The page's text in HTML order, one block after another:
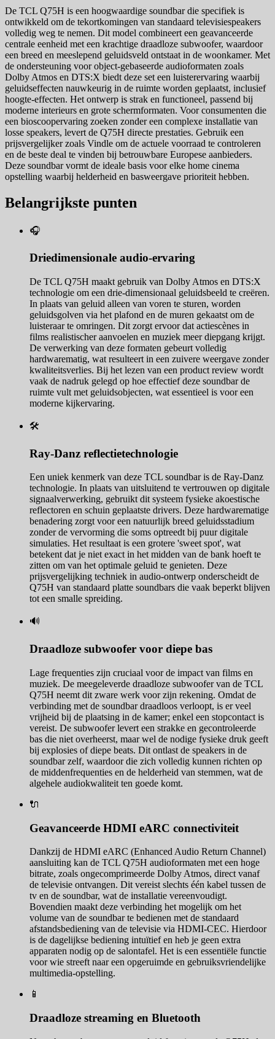
De TCL Q75H is een hoogwaardige soundbar die specifiek is
ontwikkeld om de tekortkomingen van standaard televisiespeakers
volledig weg te nemen. Dit model combineert een geavanceerde
centrale eenheid met een krachtige draadloze subwoofer, waardoor
een breed en meeslepend geluidsveld ontstaat in de woonkamer. Met
de ondersteuning voor object-gebaseerde audioformaten zoals
Dolby Atmos en DTS:X biedt deze set een luisterervaring waarbij
geluidseffecten nauwkeurig in de ruimte worden geplaatst, inclusief
hoogte-effecten. Het ontwerp is strak en functioneel, passend bij
moderne interieurs en grote schermformaten. Voor consumenten die
een bioscoopervaring zoeken zonder een complexe installatie van
losse speakers, levert de Q75H directe prestaties. Gebruik een
prijsvergelijker zoals Vindle om de actuele voorraad te controleren
en de beste deal te vinden bij betrouwbare Europese aanbieders.
Deze soundbar vormt de ideale basis voor elke home cinema
opstelling waarbij helderheid en basweergave prioriteit hebben.
Belangrijkste punten
🎧
Driedimensionale audio-ervaring
De TCL Q75H maakt gebruik van Dolby Atmos en DTS:X
technologie om een drie-dimensionaal geluidsbeeld te creëren.
In plaats van geluid alleen van voren te sturen, worden
geluidsgolven via het plafond en de muren gekaatst om de
luisteraar te omringen. Dit zorgt ervoor dat actiescènes in
films realistischer aanvoelen en muziek meer diepgang krijgt.
De verwerking van deze formaten gebeurt volledig
hardwarematig, wat resulteert in een zuivere weergave zonder
kwaliteitsverlies. Bij het lezen van een product review wordt
vaak de nadruk gelegd op hoe effectief deze soundbar de
ruimte vult met geluidsobjecten, wat essentieel is voor een
moderne kijkervaring.
🛠️
Ray-Danz reflectietechnologie
Een uniek kenmerk van deze TCL soundbar is de Ray-Danz
technologie. In plaats van uitsluitend te vertrouwen op digitale
signaalverwerking, gebruikt dit systeem fysieke akoestische
reflectoren en schuin geplaatste drivers. Deze hardwarematige
benadering zorgt voor een natuurlijk breed geluidsstadium
zonder de vervorming die soms optreedt bij puur digitale
simulaties. Het resultaat is een grotere 'sweet spot', wat
betekent dat je niet exact in het midden van de bank hoeft te
zitten om van het optimale geluid te genieten. Deze
prijsvergelijking techniek in audio-ontwerp onderscheidt de
Q75H van standaard platte soundbars die vaak beperkt blijven
tot een smalle spreiding.
🔊
Draadloze subwoofer voor diepe bas
Lage frequenties zijn cruciaal voor de impact van films en
muziek. De meegeleverde draadloze subwoofer van de TCL
Q75H neemt dit zware werk voor zijn rekening. Omdat de
verbinding met de soundbar draadloos verloopt, is er veel
vrijheid bij de plaatsing in de kamer; enkel een stopcontact is
vereist. De subwoofer levert een strakke en gecontroleerde
bas die niet overheerst, maar wel de nodige fysieke druk geeft
bij explosies of diepe beats. Dit ontlast de speakers in de
soundbar zelf, waardoor die zich volledig kunnen richten op
de middenfrequenties en de helderheid van stemmen, wat de
algehele audiokwaliteit ten goede komt.
🔌
Geavanceerde HDMI eARC connectiviteit
Dankzij de HDMI eARC (Enhanced Audio Return Channel)
aansluiting kan de TCL Q75H audioformaten met een hoge
bitrate, zoals ongecomprimeerde Dolby Atmos, direct vanaf
de televisie ontvangen. Dit vereist slechts één kabel tussen de
tv en de soundbar, wat de installatie vereenvoudigt.
Bovendien maakt deze verbinding het mogelijk om het
volume van de soundbar te bedienen met de standaard
afstandsbediening van de televisie via HDMI-CEC. Hierdoor
is de dagelijkse bediening intuïtief en heb je geen extra
apparaten nodig op de salontafel. Het is een essentiële functie
voor wie streeft naar een opgeruimde en gebruiksvriendelijke
multimedia-opstelling.
📱
Draadloze streaming en Bluetooth